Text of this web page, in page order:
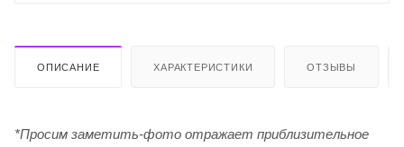
ОПИСАНИЕ ХАРАКТЕРИСТИКИ ОТЗЫВЫ
*Просим заметить-фото отражает приблизительное